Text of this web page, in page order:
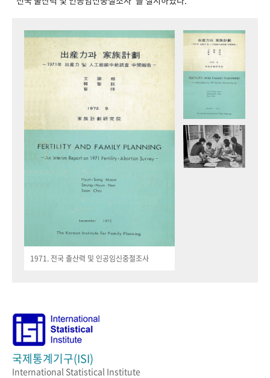
1971. 전국 출산력 및 인공임신중절조사
국제통계기구(ISI)
International Statistical Institute